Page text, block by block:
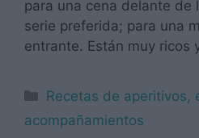
para una cena delante de
serie preferida; para una
entrante. Están muy ricos
Categorías
Recetas de aperitivos,
acompañamientos